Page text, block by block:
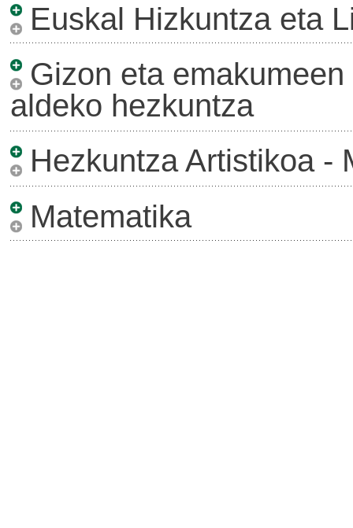
Euskal Hizkuntza eta
Gizon eta
aldeko hezkuntza
Hezkuntza Artistikoa -
Matematika